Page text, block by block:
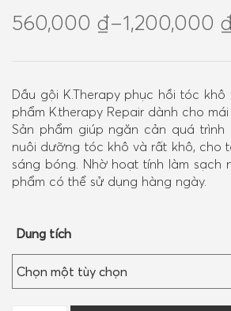
560,000 ₫–1,200,000
Dầu gội K.Therapy phục hồi tóc
phẩm K.therapy Repair dành cho
Sản phẩm giúp ngăn cản quá
nuôi dưỡng tóc khô và rất khô, cho
sáng bóng. Nhờ hoạt tính làm sạch
phẩm có thể sử dụng hàng ngày.
Dung tích